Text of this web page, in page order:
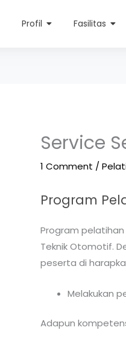
Profil Fasilitas
Service
1 Comment /
Program
Program
Teknik Otomotif.
peserta di
Melakukan
Adapun